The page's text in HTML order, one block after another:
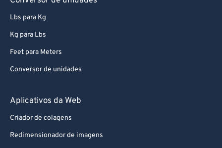
Lbs para Kg
Kg para Lbs
Feet para Meters
Conversor de unidades
Aplicativos da Web
Criador de colagens
Redimensionador de imagens